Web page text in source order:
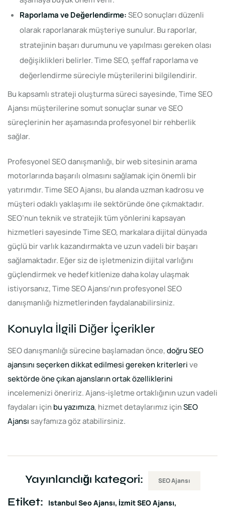
Raporlama ve Değerlendirme:SEO sonuçları düzenli
olarak raporlanarak müşteriye sunulur. Bu raporlar,
stratejinin başarı durumunu ve yapılması gereken olası
değişiklikleri belirler. Time SEO, şeffaf raporlama ve
değerlendirme süreciyle müşterilerini bilgilendirir.
Bu kapsamlı strateji oluşturma süreci sayesinde, Time SEO
Ajansı müşterilerine somut sonuçlar sunar ve SEO
süreçlerinin her aşamasında profesyonel bir rehberlik
sağlar.
Profesyonel SEO danışmanlığı, bir web sitesinin arama
motorlarında başarılı olmasını sağlamak için önemli bir
yatırımdır. Time SEO Ajansı, bu alanda uzman kadrosu ve
müşteri odaklı yaklaşımı ile sektöründe öne çıkmaktadır.
SEO’nun teknik ve stratejik tüm yönlerini kapsayan
hizmetleri sayesinde Time SEO, markalara dijital dünyada
güçlü bir varlık kazandırmakta ve uzun vadeli bir başarı
sağlamaktadır. Eğer siz de işletmenizin dijital varlığını
güçlendirmek ve hedef kitlenize daha kolay ulaşmak
istiyorsanız, Time SEO Ajansı’nın profesyonel SEO
danışmanlığı hizmetlerinden faydalanabilirsiniz.
Konuyla İlgili Diğer İçerikler
SEO danışmanlığı sürecine başlamadan önce,doğru SEO
ajansını seçerken dikkat edilmesi gereken kriterlerive
sektörde öne çıkan ajansların ortak özelliklerini
incelemenizi öneririz. Ajans-işletme ortaklığının uzun vadeli
faydaları içinbu yazımıza, hizmet detaylarımız içinSEO
Ajansı sayfamıza göz atabilirsiniz.
Yayınlandığı kategori: SEO Ajansı
Etiket: Istanbul Seo Ajansı İzmit SEO Ajansı